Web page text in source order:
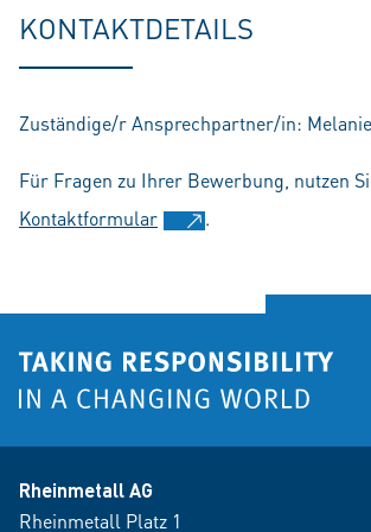
KONTAKTDETAILS
Zuständige/r Ansprechpartner/in:
Für Fragen zu Ihrer Bewerbung, nutzen
Kontaktformular
.
Rheinmetall AG
Rheinmetall Platz 1